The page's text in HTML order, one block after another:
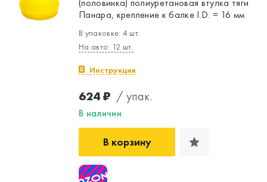
(половинка) полиуретановая втулка тяги
Панара, крепление к балке I.D. = 16 мм
В упаковке: 4 шт.
На авто: 12 шт.
Инструкция
624 ₽ / упак.
В наличии
В корзину